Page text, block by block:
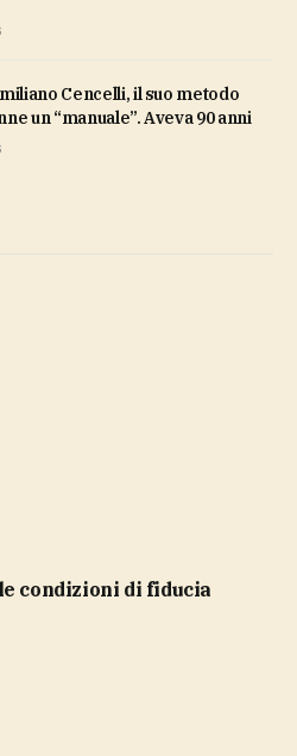
un “manuale”. Aveva 90 anni
le condizioni di fiducia